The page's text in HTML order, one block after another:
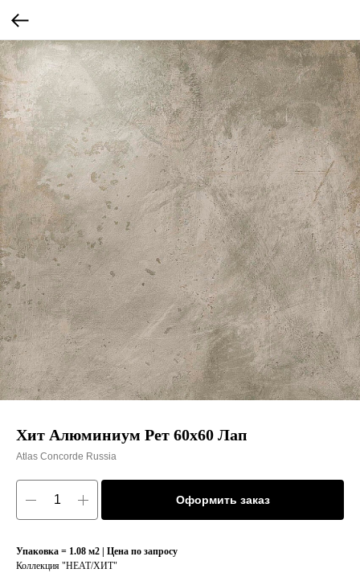
Хит Алюминиум Рет 60х60 Лап
Atlas Concorde Russia
Оформить заказ
Упаковка = 1.08 м2 | Цена по запросу
Коллекция "HEAT/XИT"